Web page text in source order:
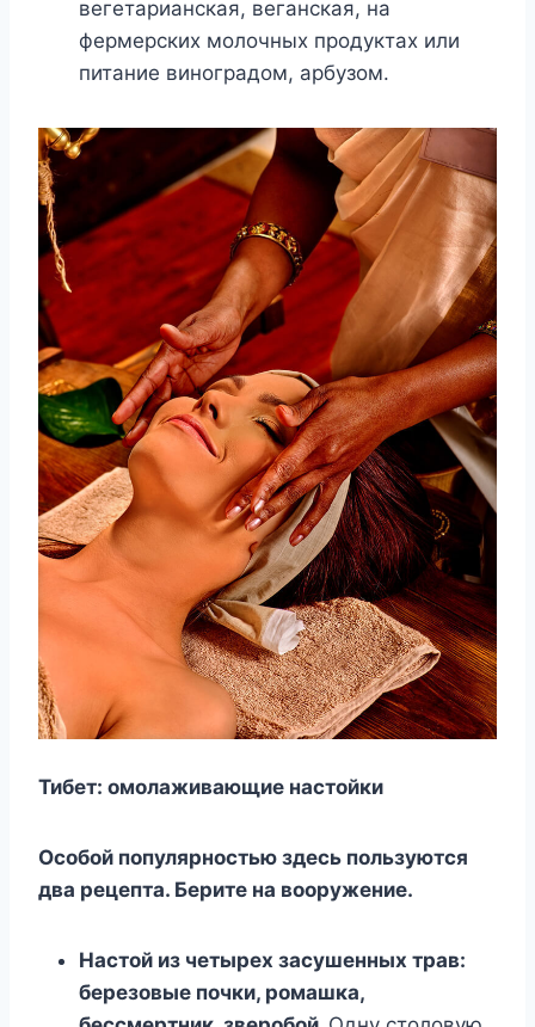
вегетарианская, веганская, на
фермерских молочных продуктах или
питание виноградом, арбузом.
Тибет: омолаживающие настойки
Особой популярностью здесь пользуются
два рецепта. Берите на вооружение.
Настой из четырех засушенных трав:
березовые почки, ромашка,